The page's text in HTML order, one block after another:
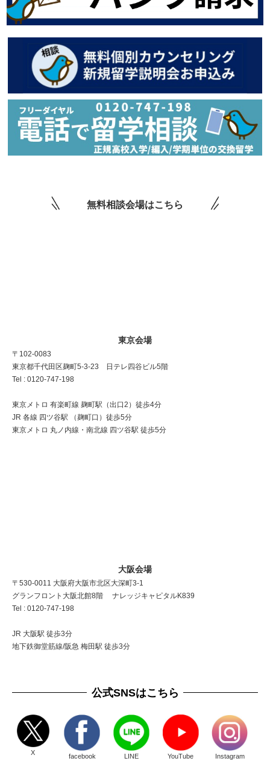
無料相談会場はこちら
東京会場
〒102-0083
東京都千代田区麹町5-3-23 日テレ四谷ビル5階
Tel : 0120-747-198
東京メトロ 有楽町線 麹町駅（出口2）徒歩4分
JR 各線 四ツ谷駅 （麹町口）徒歩5分
東京メトロ 丸ノ内線・南北線 四ツ谷駅 徒歩5分
大阪会場
〒530-0011 大阪府大阪市北区大深町3-1
グランフロント大阪北館8階 ナレッジキャピタルK839
Tel : 0120-747-198
JR 大阪駅 徒歩3分
地下鉄御堂筋線/阪急 梅田駅 徒歩3分
公式SNSはこちら
X facebook LINE YouTube Instagram